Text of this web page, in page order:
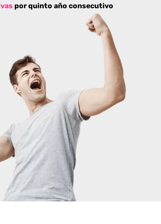
por quinto año consecutivo